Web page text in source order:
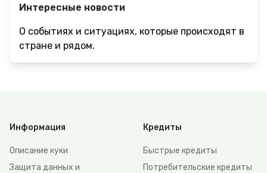
Интересные новости
О событиях и ситуациях, которые происходят в
стране и рядом.
Информация
Описание куки
Защита данных и
Кредиты
Быстрые кредиты
Потребительские кредиты